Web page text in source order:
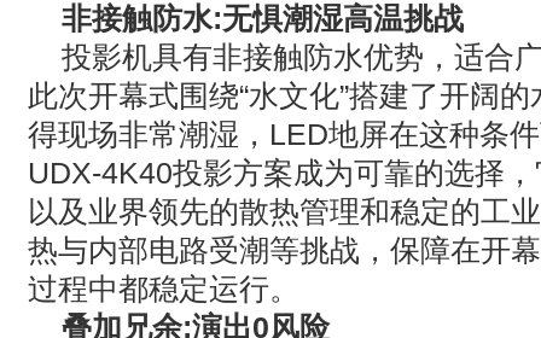
非接触防水:无惧潮湿高温挑战
投影机具有非接触防水优势，适合
此次开幕式围绕“水文化”搭建了开阔的
得现场非常潮湿， LED地屏在这种条
UDX-4K40投影方案成为可靠的选择
以及业界领先的散热管理和稳定的工
热与内部电路受潮等挑战，保障在开
过程中都稳定运行。
叠加兄余:演出0风险